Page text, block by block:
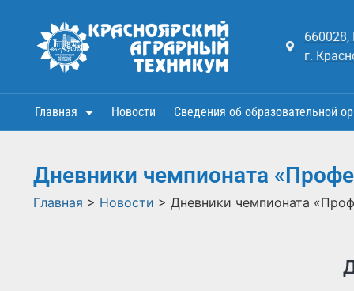
660028,
г.
Главная Новости Сведения об образовательной
Дневники чемпионата
Главная > Новости > Дневники чемпионата